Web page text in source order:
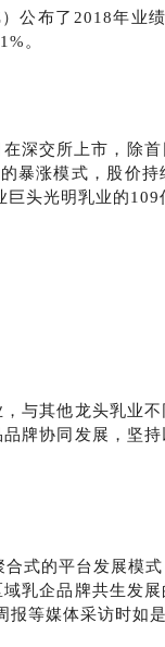
公布了2018年业
。
深交所上市，除
暴涨模式，股价
头光明乳业的109
与其他龙头乳业
牌协同发展，坚
式的平台发展模
乳企品牌共生发
等媒体采访时如